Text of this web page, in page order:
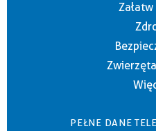
PEŁNE DANE